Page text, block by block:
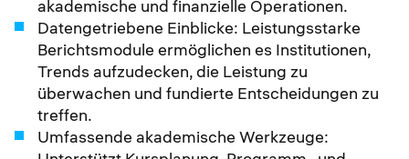
akademische und finanzielle Operationen.
Datengetriebene Einblicke: Leistungsstarke
Berichtsmodule ermöglichen es Institutionen,
Trends aufzudecken, die Leistung zu
überwachen und fundierte Entscheidungen zu
treffen.
Umfassende akademische Werkzeuge: